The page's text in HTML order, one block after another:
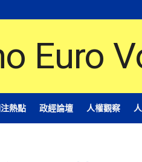
熱點 政經論壇 人權觀察